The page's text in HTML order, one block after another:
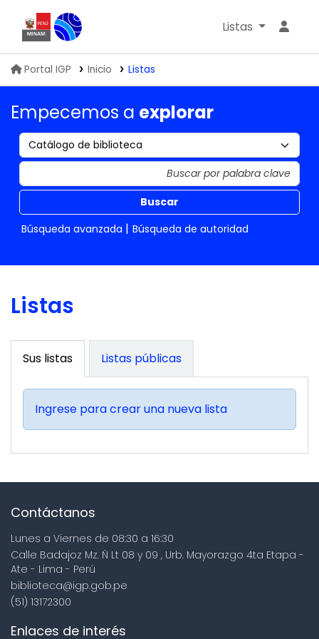
Biblioteca IGP
Listas
Portal IGP Inicio Listas
Empecemos a explorar
Buscar
Búsqueda avanzada
Búsqueda de autoridad
Listas
Sus listas Listas públicas
Ingrese para crear una nueva lista
Contáctanos
Lunes a Viernes de 08:30 a 16:30
Calle Badajoz Mz. Ñ Lt 08 y 09 , Urb. Mayorazgo 4ta Etapa -
Ate - Lima - Perú
biblioteca@igp.gob.pe
(51) 13172300
Enlaces de interés